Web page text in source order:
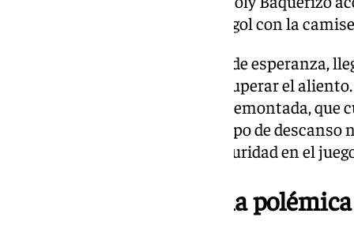
descanso, marcando su primer gol con la
El tanto de Baquerizo, un golpe de esperanza,
las granadinas necesitaban recuperar el
hinchada local se creía en una remontada, que
espejismo. Sin embargo, el tiempo de
rendimiento defensivo ni la seguridad en el
El Athletic aplasta y la